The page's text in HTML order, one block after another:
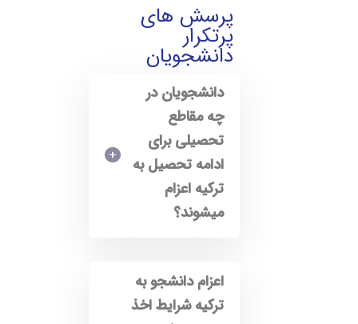
پرسش های
پرتکرار
دانشجویان
دانشجویان در
چه مقاطع
تحصیلی برای
ادامه تحصیل به
ترکیه اعزام
میشوند؟
اعزام دانشجو به
ترکیه شرایط اخذ